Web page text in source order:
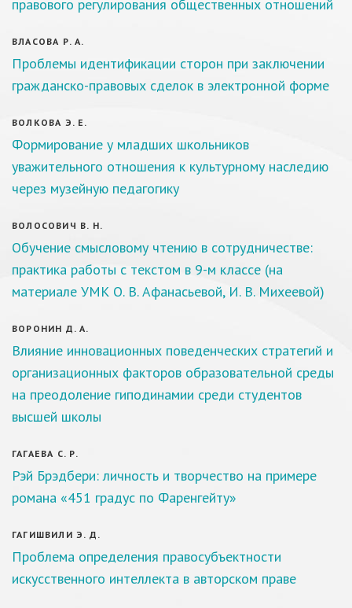
правового регулирования общественных отношений
ВЛАСОВА Р. А.
Проблемы идентификации сторон при заключении
гражданско-правовых сделок в электронной форме
ВОЛКОВА Э. Е.
Формирование у младших школьников
уважительного отношения к культурному наследию
через музейную педагогику
ВОЛОСОВИЧ В. Н.
Обучение смысловому чтению в сотрудничестве:
практика работы с текстом в 9-м классе (на
материале УМК О. В. Афанасьевой, И. В. Михеевой)
ВОРОНИН Д. А.
Влияние инновационных поведенческих стратегий и
организационных факторов образовательной среды
на преодоление гиподинамии среди студентов
высшей школы
ГАГАЕВА С. Р.
Рэй Брэдбери: личность и творчество на примере
романа «451 градус по Фаренгейту»
ГАГИШВИЛИ Э. Д.
Проблема определения правосубъектности
искусственного интеллекта в авторском праве